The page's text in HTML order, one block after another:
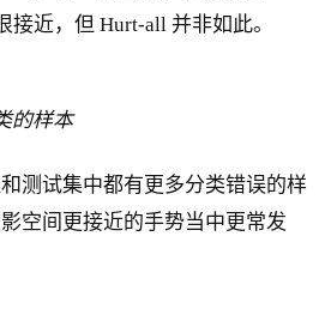
接近，但 Hurt-all 并非如此。
的样本
测试集中都有更多分类错误的样
空间更接近的手势当中更常发